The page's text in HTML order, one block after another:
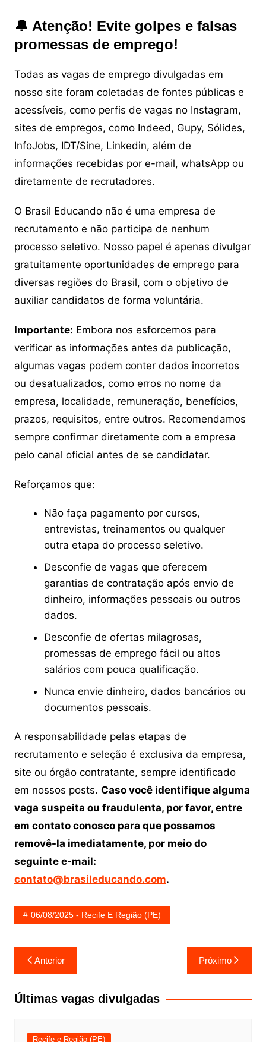
🔔 Atenção! Evite golpes e falsas
promessas de emprego!
Todas as vagas de emprego divulgadas em
nosso site foram coletadas de fontes públicas e
acessíveis, como perfis de vagas no Instagram,
sites de empregos, como Indeed, Gupy, Sólides,
InfoJobs, IDT/Sine, Linkedin, além de
informações recebidas por e-mail, whatsApp ou
diretamente de recrutadores.
O Brasil Educando não é uma empresa de
recrutamento e não participa de nenhum
processo seletivo. Nosso papel é apenas divulgar
gratuitamente oportunidades de emprego para
diversas regiões do Brasil, com o objetivo de
auxiliar candidatos de forma voluntária.
Importante: Embora nos esforcemos para
verificar as informações antes da publicação,
algumas vagas podem conter dados incorretos
ou desatualizados, como erros no nome da
empresa, localidade, remuneração, benefícios,
prazos, requisitos, entre outros. Recomendamos
sempre confirmar diretamente com a empresa
pelo canal oficial antes de se candidatar.
Reforçamos que:
Não faça pagamento por cursos,
entrevistas, treinamentos ou qualquer
outra etapa do processo seletivo.
Desconfie de vagas que oferecem
garantias de contratação após envio de
dinheiro, informações pessoais ou outros
dados.
Desconfie de ofertas milagrosas,
promessas de emprego fácil ou altos
salários com pouca qualificação.
Nunca envie dinheiro, dados bancários ou
documentos pessoais.
A responsabilidade pelas etapas de
recrutamento e seleção é exclusiva da empresa,
site ou órgão contratante, sempre identificado
em nossos posts. Caso você identifique alguma
vaga suspeita ou fraudulenta, por favor, entre
em contato conosco para que possamos
removê-la imediatamente, por meio do
seguinte e-mail:
contato@brasileducando.com.
06/08/2025 - Recife E Região (PE)
Navegação
de
Post
Anterior Próximo
Últimas vagas divulgadas
Recife e Região (PE)